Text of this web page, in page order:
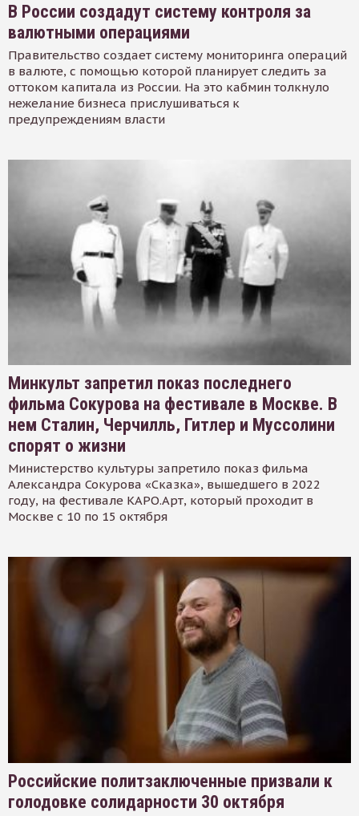
В России создадут систему контроля за
валютными операциями
Правительство создает систему мониторинга операций
в валюте, с помощью которой планирует следить за
оттоком капитала из России. На это кабмин толкнуло
нежелание бизнеса прислушиваться к
предупреждениям власти
Минкульт запретил показ последнего
фильма Сокурова на фестивале в Москве. В
нем Сталин, Черчилль, Гитлер и Муссолини
спорят о жизни
Министерство культуры запретило показ фильма
Александра Сокурова «Сказка», вышедшего в 2022
году, на фестивале КАРО.Арт, который проходит в
Москве с 10 по 15 октября
Российские политзаключенные призвали к
голодовке солидарности 30 октября